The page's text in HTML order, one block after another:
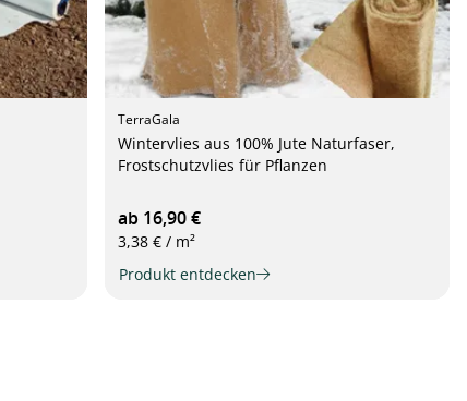
TerraGala
Wintervlies aus 100% Jute Naturfaser,
Frostschutzvlies für Pflanzen
ab 16,90 €
3,38 € / m²
Produkt entdecken